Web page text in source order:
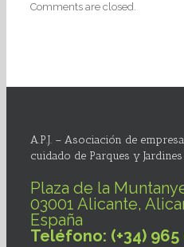
Comments are closed.
A.P.J. – Asociación de
cuidado de Parques y Jardines
Plaza de la
03001 Alicante,
España
Teléfono: (+34) 965